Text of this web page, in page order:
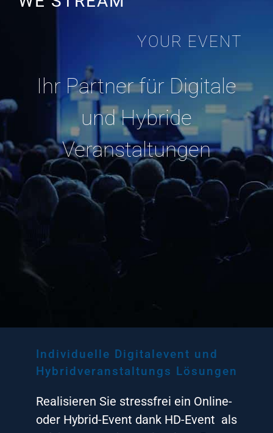
KARRIERE & JOBS
YOUR EVENT
Ihr Partner für Digitale
und Hybride
Veranstaltungen
Individuelle Digitalevent und
Hybridveranstaltungs Lösungen
Realisieren Sie stressfrei ein Online-
oder Hybrid-Event dank HD-Event als